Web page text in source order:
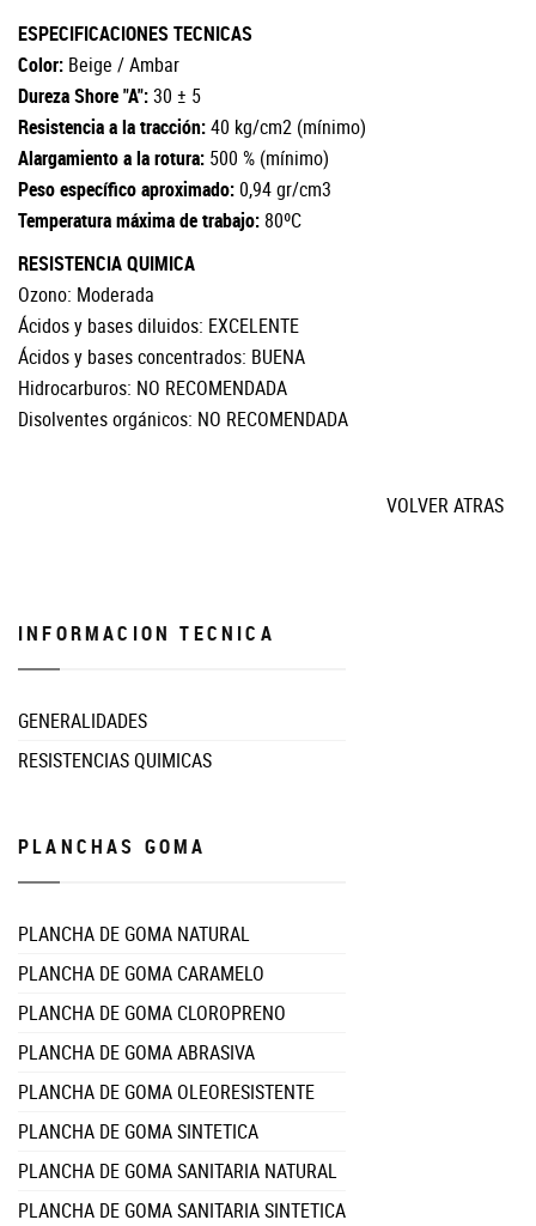
ESPECIFICACIONES TECNICAS
Color: Beige / Ambar
Dureza Shore "A":30 ± 5
Resistencia a la tracción:40 kg/cm2 (mínimo)
Alargamiento a la rotura: 500 % (mínimo)
Peso específico aproximado:0,94 gr/cm3
Temperatura máxima de trabajo: 80ºC
RESISTENCIA QUIMICA
Ozono: Moderada
Ácidos y bases diluidos: EXCELENTE
Ácidos y bases concentrados: BUENA
Hidrocarburos: NO RECOMENDADA
Disolventes orgánicos: NO RECOMENDADA
VOLVER ATRAS
INFORMACION TECNICA
GENERALIDADES
RESISTENCIAS QUIMICAS
PLANCHAS GOMA
PLANCHA DE GOMA NATURAL
PLANCHA DE GOMA CARAMELO
PLANCHA DE GOMA CLOROPRENO
PLANCHA DE GOMA ABRASIVA
PLANCHA DE GOMA OLEORESISTENTE
PLANCHA DE GOMA SINTETICA
PLANCHA DE GOMA SANITARIA NATURAL
PLANCHA DE GOMA SANITARIA SINTETICA